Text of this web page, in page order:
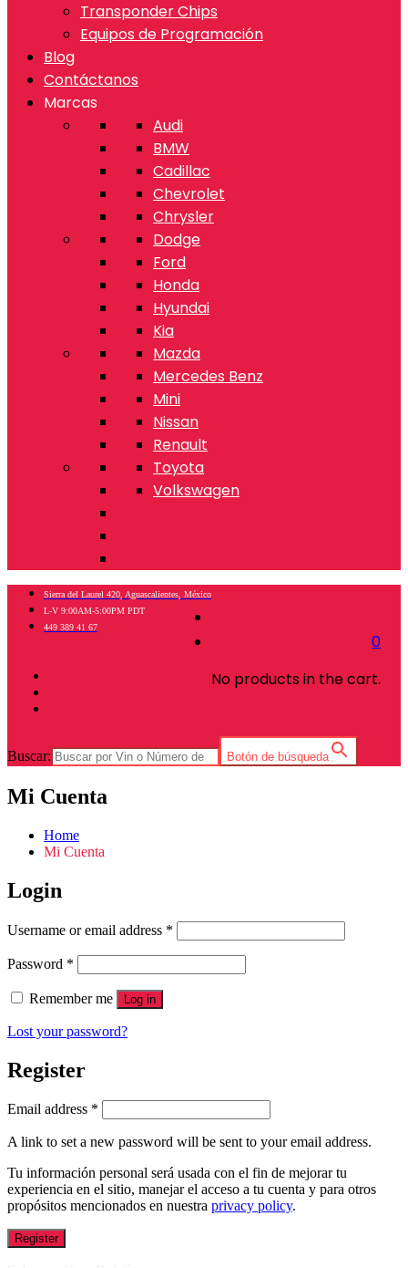
Transponder Chips
Equipos de Programación
Blog
Contáctanos
Marcas
Audi
BMW
Cadillac
Chevrolet
Chrysler
Dodge
Ford
Honda
Hyundai
Kia
Mazda
Mercedes Benz
Mini
Nissan
Renault
Toyota
Volkswagen
0
No products in the cart.
Sierra del Laurel 420, Aguascalientes, México
L-V 9:00AM-5:00PM PDT
449 389 41 67
Buscar: Botón de búsqueda
Mi Cuenta
Home
Mi Cuenta
Login
Username or email address *
Password *
Remember me Log in
Lost your password?
Register
Email address *
A link to set a new password will be sent to your email address.
Tu información personal será usada con el fin de mejorar tu
experiencia en el sitio, manejar el acceso a tu cuenta y para otros
propósitos mencionados en nuestra privacy policy.
Register